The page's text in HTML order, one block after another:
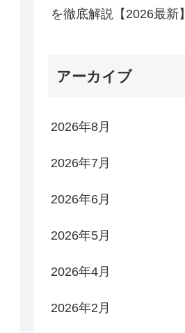
を徹底解説【2026最新】
アーカイブ
2026年8月
2026年7月
2026年6月
2026年5月
2026年4月
2026年2月